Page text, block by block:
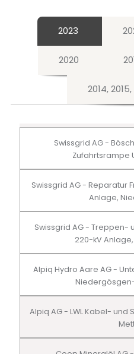
2023
2020
2014,
Swissgrid AG -
Zufahrtsrampe
Swissgrid AG - Reparatur
Anlage,
Swissgrid AG - Treppen-
220-kV
Alpiq Hydro Aare AG -
Alpiq AG - LWL Kabel- und